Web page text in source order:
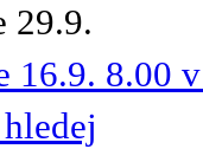
29.9.
16.9. 8.00